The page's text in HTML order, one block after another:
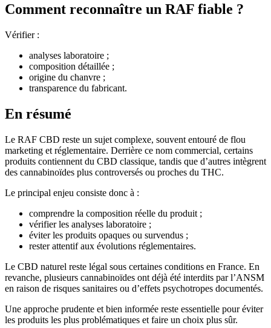
Comment reconnaître un RAF fiable ?
Vérifier :
analyses laboratoire ;
composition détaillée ;
origine du chanvre ;
transparence du fabricant.
En résumé
Le RAF CBD reste un sujet complexe, souvent entouré de flou
marketing et réglementaire. Derrière ce nom commercial, certains
produits contiennent du CBD classique, tandis que d’autres intègrent
des cannabinoïdes plus controversés ou proches du THC.
Le principal enjeu consiste donc à :
comprendre la composition réelle du produit ;
vérifier les analyses laboratoire ;
éviter les produits opaques ou survendus ;
rester attentif aux évolutions réglementaires.
Le CBD naturel reste légal sous certaines conditions en France. En
revanche, plusieurs cannabinoïdes ont déjà été interdits par l’ANSM
en raison de risques sanitaires ou d’effets psychotropes documentés.
Une approche prudente et bien informée reste essentielle pour éviter
les produits les plus problématiques et faire un choix plus sûr.